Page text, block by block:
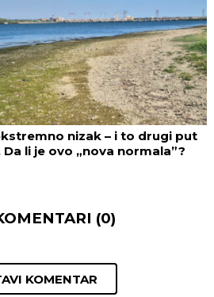
nizak – i to drugi put
li je ovo „nova normala”?
(0)
KOMENTAR